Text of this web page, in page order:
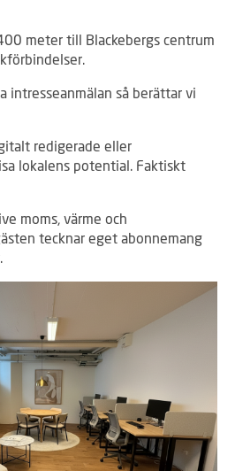
meter till Blackebergs centrum
intresseanmälan så berättar vi
redigerade eller
lokalens potential. Faktiskt
moms, värme och
tecknar eget abonnemang